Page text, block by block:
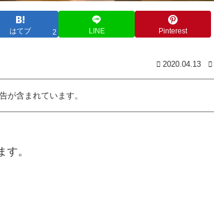
はてブ 2 LINE Pinterest
2020.04.13
が含まれています。
。